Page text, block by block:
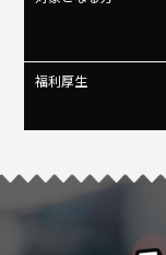
福利厚生